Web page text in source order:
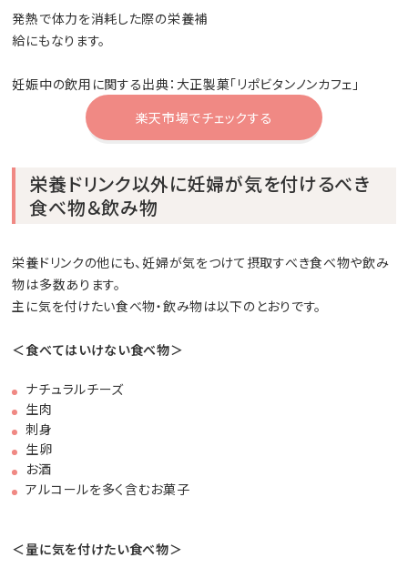
発熱で体力を消耗した際の栄養補
給にもなります。
妊娠中の飲用に関する出典：大正製菓「リポビタンノンカフェ」
楽天市場でチェックする
栄養ドリンク以外に妊婦が気を付けるべき
食べ物＆飲み物
栄養ドリンクの他にも、妊婦が気をつけて摂取すべき食べ物や飲み
物は多数あります。
主に気を付けたい食べ物・飲み物は以下のとおりです。
＜食べてはいけない食べ物＞
ナチュラルチーズ
生肉
刺身
生卵
お酒
アルコールを多く含むお菓子
＜量に気を付けたい食べ物＞